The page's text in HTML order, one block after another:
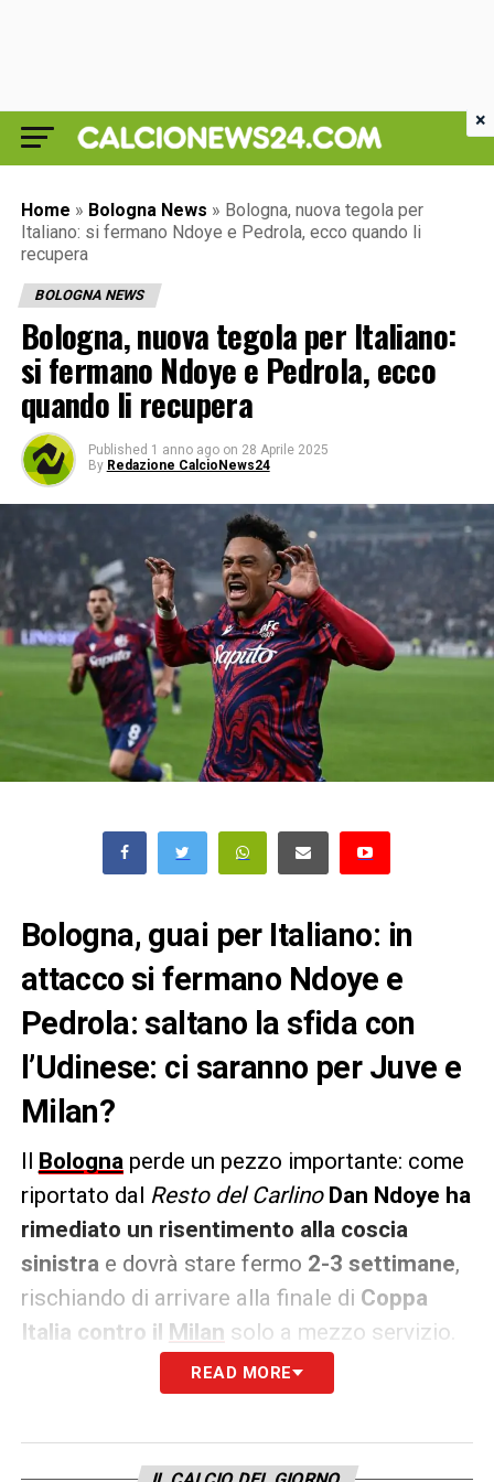
Home » Bologna News » Bologna, nuova tegola per
Italiano: si fermano Ndoye e Pedrola, ecco quando li
recupera
BOLOGNA NEWS
Bologna, nuova tegola per Italiano:
si fermano Ndoye e Pedrola, ecco
quando li recupera
Published 1 anno ago on 28 Aprile 2025
By Redazione CalcioNews24
Bologna, guai per Italiano: in
attacco si fermano Ndoye e
Pedrola: saltano la sfida con
l’Udinese: ci saranno per Juve e
Milan?
Il Bologna perde un pezzo importante: come
riportato dal Resto del Carlino Dan Ndoye ha
rimediato un risentimento alla coscia
sinistra e dovrà stare fermo 2-3 settimane,
rischiando di arrivare alla finale di Coppa
Italia contro il Milan solo a mezzo servizio.
Italiano perde ancheEstanis Pedrola
problema simile, complicando la gestione
domenica contro laJuve, mancheranno
READ MORE
×